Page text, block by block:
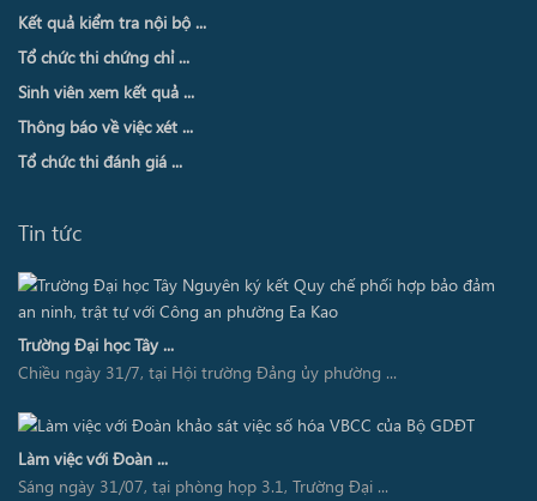
Kết quả kiểm tra nội bộ ...
Tổ chức thi chứng chỉ ...
Sinh viên xem kết quả ...
Thông báo về việc xét ...
Tổ chức thi đánh giá ...
Tin tức
Trường Đại học Tây ...
Chiều ngày 31/7, tại Hội trường Đảng ủy phường ...
Làm việc với Đoàn ...
Sáng ngày 31/07, tại phòng họp 3.1, Trường Đại ...